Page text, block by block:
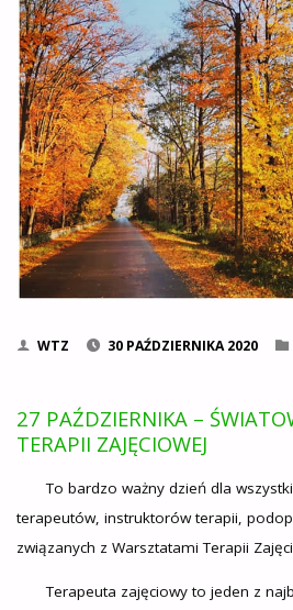
WTZ 30 PAŹDZIERNIKA 2020
27 PAŹDZIERNIKA –
TERAPII ZAJĘCIOWEJ
To bardzo ważny dzień dla
terapeutów, instruktorów terapii,
związanych z Warsztatami Terapii
Terapeuta zajęciowy to jeden z